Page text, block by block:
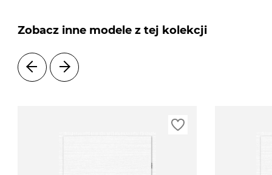
Zobacz inne modele z tej kolekcji